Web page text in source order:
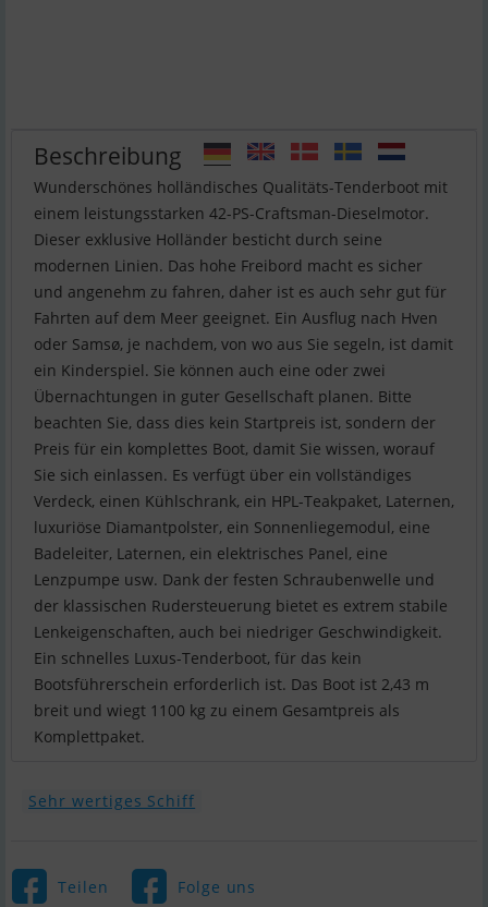
Beschreibung
Wunderschönes holländisches Qualitäts-Tenderboot mit
einem leistungsstarken 42-PS-Craftsman-Dieselmotor.
Dieser exklusive Holländer besticht durch seine
modernen Linien. Das hohe Freibord macht es sicher
und angenehm zu fahren, daher ist es auch sehr gut für
Fahrten auf dem Meer geeignet. Ein Ausflug nach Hven
oder Samsø, je nachdem, von wo aus Sie segeln, ist damit
ein Kinderspiel. Sie können auch eine oder zwei
Übernachtungen in guter Gesellschaft planen. Bitte
beachten Sie, dass dies kein Startpreis ist, sondern der
Preis für ein komplettes Boot, damit Sie wissen, worauf
Sie sich einlassen. Es verfügt über ein vollständiges
Verdeck, einen Kühlschrank, ein HPL-Teakpaket, Laternen,
luxuriöse Diamantpolster, ein Sonnenliegemodul, eine
Badeleiter, Laternen, ein elektrisches Panel, eine
Lenzpumpe usw. Dank der festen Schraubenwelle und
der klassischen Rudersteuerung bietet es extrem stabile
Lenkeigenschaften, auch bei niedriger Geschwindigkeit.
Ein schnelles Luxus-Tenderboot, für das kein
Bootsführerschein erforderlich ist. Das Boot ist 2,43 m
breit und wiegt 1100 kg zu einem Gesamtpreis als
Komplettpaket.
Sehr wertiges Schiff
Teilen Folge uns